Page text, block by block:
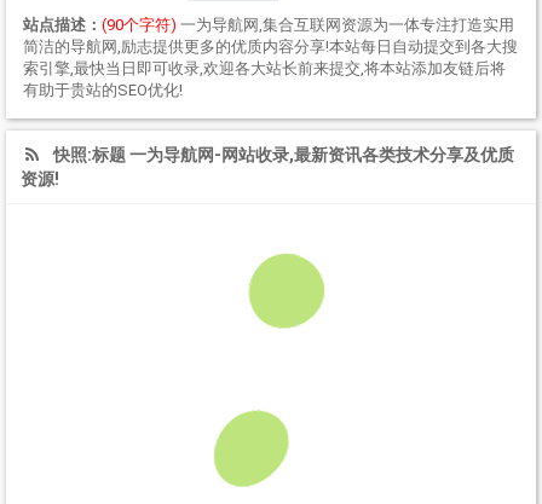
站点描述： (90个字符) 一为导航网,集合互联网资源为一体专注打造实用
简洁的导航网,励志提供更多的优质内容分享!本站每日自动提交到各大搜
索引擎,最快当日即可收录,欢迎各大站长前来提交,将本站添加友链后将
有助于贵站的SEO优化!
快照:标题 一为导航网-网站收录,最新资讯各类技术分享及优质
资源!